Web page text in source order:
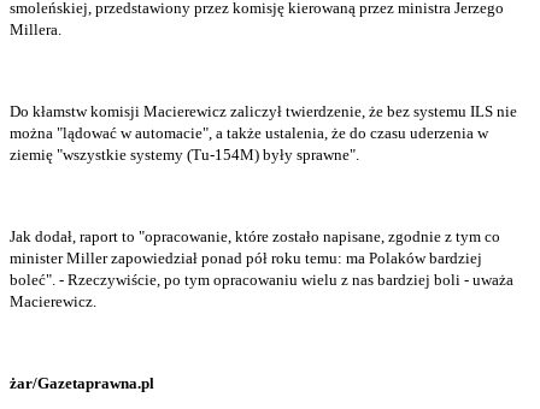
smoleńskiej, przedstawiony przez komisję kierowaną przez ministra Jerzego
Millera.
Do kłamstw komisji Macierewicz zaliczył twierdzenie, że bez systemu ILS nie
można "lądować w automacie", a także ustalenia, że do czasu uderzenia w
ziemię "wszystkie systemy (Tu-154M) były sprawne".
Jak dodał, raport to "opracowanie, które zostało napisane, zgodnie z tym co
minister Miller zapowiedział ponad pół roku temu: ma Polaków bardziej
boleć". - Rzeczywiście, po tym opracowaniu wielu z nas bardziej boli - uważa
Macierewicz.
żar/Gazetaprawna.pl